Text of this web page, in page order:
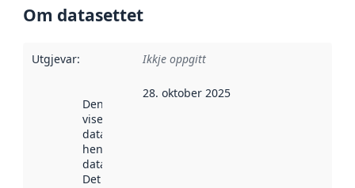
Om datasettet
Utgjevar: Ikkje oppgitt
Denne datoen
viser når
datasettet vart
henta inn av
data.norge.no.
Det kan ha
28. oktober 2025